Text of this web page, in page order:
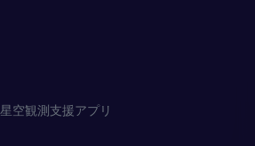
空観測支援アプリ